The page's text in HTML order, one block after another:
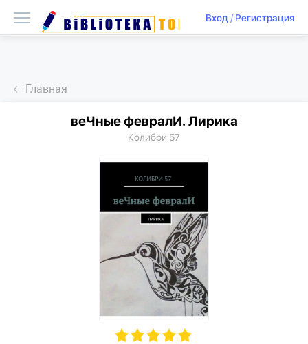
Вход/ Регистрация
Главная
веЧные февралИ. Лирика
Колибри 57